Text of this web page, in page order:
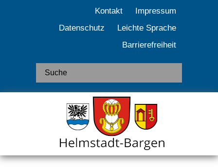
Kontakt
Impressum
Datenschutz
Leichte Sprache
Barrierefreiheit